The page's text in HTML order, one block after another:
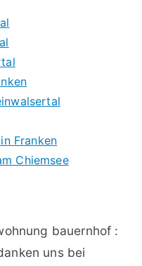
Franken
Chiemsee
bauernhof :
uns bei